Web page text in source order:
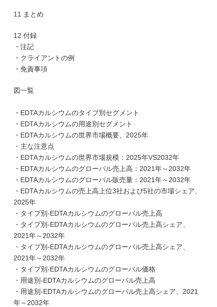
11 まとめ
12 付録
・注記
・クライアントの例
・免責事項
図一覧
・EDTAカルシウムのタイプ別セグメント
・EDTAカルシウムの用途別セグメント
・EDTAカルシウムの世界市場概要、2025年
・主な注意点
・EDTAカルシウムの世界市場規模：2025年VS2032年
・EDTAカルシウムのグローバル売上高：2021年～2032年
・EDTAカルシウムのグローバル販売量：2021年～2032年
・EDTAカルシウムの売上高上位3社および5社の市場シェア、
2025年
・タイプ別-EDTAカルシウムのグローバル売上高
・タイプ別-EDTAカルシウムのグローバル売上高シェア、
2021年～2032年
・タイプ別-EDTAカルシウムのグローバル売上高シェア、
2021年～2032年
・タイプ別-EDTAカルシウムのグローバル価格
・用途別-EDTAカルシウムのグローバル売上高
・用途別-EDTAカルシウムのグローバル売上高シェア、2021
年～2032年